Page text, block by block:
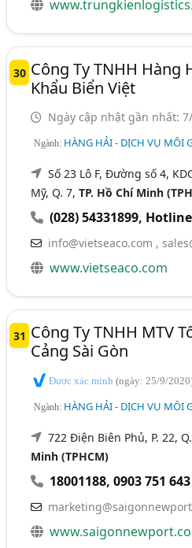
30 Công Ty TNHH Hàng
Khẩu Biển Việt
Ngày cập nhật gần nhất:
Ngành: HÀNG HẢI - DỊCH VỤ MÔI
Số 23 Lô F, Đường số 4,
Mỹ, Q. 7,TP. Hồ Chí Minh
(028) 54331899,
info@vietseaco.com ,
www.vietseaco.com
31 Công Ty TNHH MTV
Cảng Sài Gòn
Được xác minh(ngày: 25/9/
Ngành: HÀNG HẢI - DỊCH VỤ MÔI
722 Điện Biên Phủ, P. 22,
Minh (TPHCM)
18001188,0903 751 643